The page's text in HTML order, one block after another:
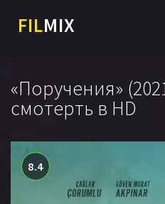
FILMIX
«Поручения»
смотерть в HD
8.4